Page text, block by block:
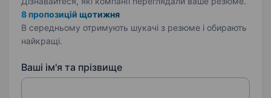
8 пропозицій щотижня
В середньому отримують шукачі з резюме і обирають
найкращі.
Ваші ім'я та прізвище